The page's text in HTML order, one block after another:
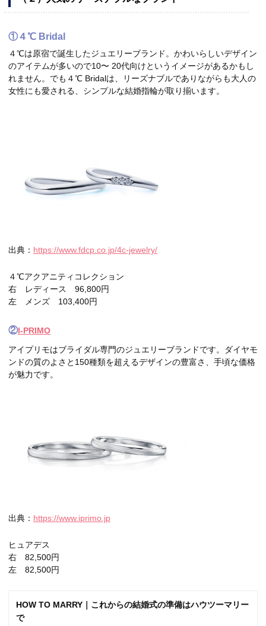
①４℃ Bridal
４℃は原宿で誕生したジュエリーブランド。かわいらしいデザイン
のアイテムが多いので10〜 20代向けというイメージがあるかもし
れません。でも４℃ Bridalは、リーズナブルでありながらも大人の
女性にも愛される、シンプルな結婚指輪が取り揃います。
出典： https://www.fdcp.co.jp/4c-jewelry/
４℃アクアニティコレクション
右 レディース 96,800円
左 メンズ 103,400円
②I-PRIMO
アイプリモはブライダル専門のジュエリーブランドです。ダイヤモ
ンドの質のよさと150種類を超えるデザインの豊富さ、手頃な価格
が魅力です。
出典： https://www.iprimo.jp
ヒュアデス
右 82,500円
左 82,500円
HOW TO MARRY｜これからの結婚式の準備はハウツーマリー
で